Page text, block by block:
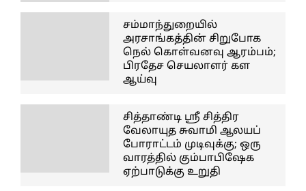
சம்மாந்துறையில்
அரசாங்கத்தின் சிறுபோக
நெல் கொள்வனவு ஆரம்பம்;
பிரதேச செயலாளர் கள
ஆய்வு
சித்தாண்டி ஸ்ரீ சித்திர
வேலாயுத சுவாமி ஆலயப்
போராட்டம் முடிவுக்கு; ஒரு
வாரத்தில் கும்பாபிஷேக
ஏற்பாடுக்கு உறுதி